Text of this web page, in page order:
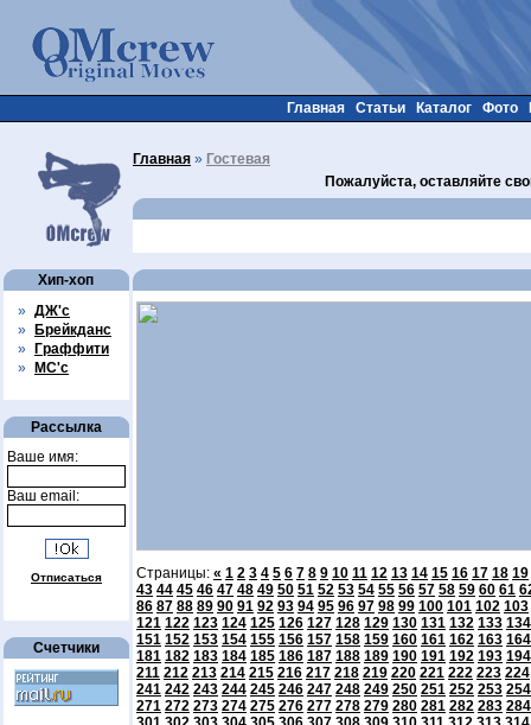
Хип-хоп
» ДЖ'с
»
Брейкданс
»
Граффити
»
МС'с
Рассылка
Ваше имя:
Ваш email:
Отписаться
Счетчики
Главная Статьи Каталог Фото
Главная » Гостевая
Пожалуйста, оставляйте
Страницы: « 1 2 3 4 5 6 7 8 9 10 11 12 13 14 15 16 17 18 19
43 44 45 46 47 48 49 50 51 52 53 54 55 56 57 58 59 60 61
86 87 88 89 90 91 92 93 94 95 96 97 98 99 100 101 102 103
121 122 123 124 125 126 127 128 129 130 131 132 133 134
151 152 153 154 155 156 157 158 159 160 161 162 163 164
181 182 183 184 185 186 187 188 189 190 191 192 193 194
211 212 213 214 215 216 217 218 219 220 221 222 223 224
241 242 243 244 245 246 247 248 249 250 251 252 253 254
271 272 273 274 275 276 277 278 279 280 281 282 283 284